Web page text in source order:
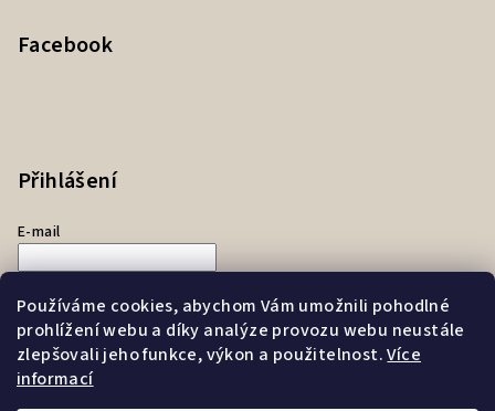
Používáme cookies, abychom Vám umožnili pohodlné
prohlížení webu a díky analýze provozu webu neustále
zlepšovali jeho funkce, výkon a použitelnost.Více
informací
Facebook
Přihlášení
E-mail
Přihlásit se
Nová registrace